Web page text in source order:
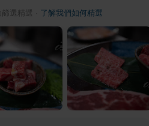
選精選 了解我們如何精選